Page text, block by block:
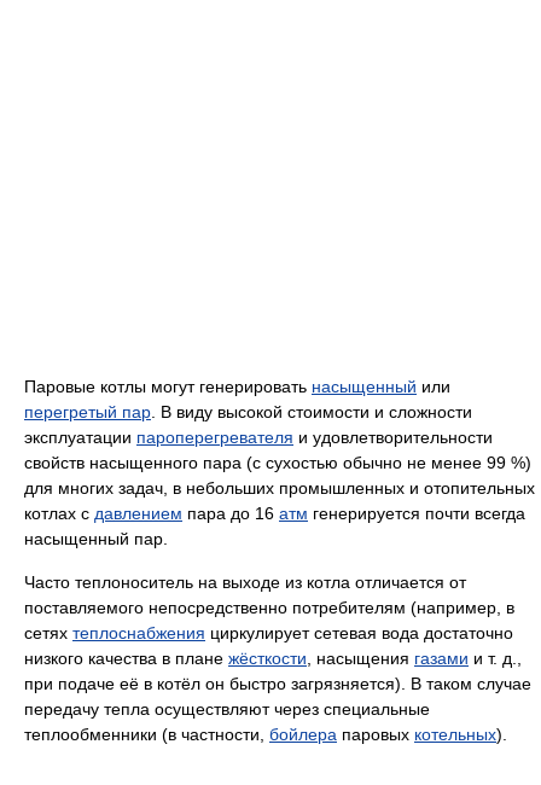
Паровые котлы могут генерировать насыщенный или
перегретый пар . В виду высокой стоимости и сложности
эксплуатации пароперегревателя и удовлетворительности
свойств насыщенного пара (с сухостью обычно не менее 99 %)
для многих задач, в небольших промышленных и отопительных
котлах с давлением пара до 16 атм генерируется почти всегда
насыщенный пар.
Часто теплоноситель на выходе из котла отличается от
поставляемого непосредственно потребителям (например, в
сетях теплоснабжения циркулирует сетевая вода достаточно
низкого качества в плане жёсткости , насыщения газами и т. д.,
при подаче её в котёл он быстро загрязняется). В таком случае
передачу тепла осуществляют через специальные
теплообменники (в частности, бойлера паровых котельных).